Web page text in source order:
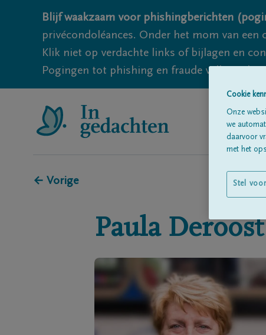
Blijf waakzaam voor phishingberichten
privécondoléances. Onder het mom van
Klik niet op verdachte links of bijlagen en
Pogingen tot phishing en fraude vallen
← Vorige
Paula Deroost
Cookie
Onze
we
daarvoor
met het
Stel